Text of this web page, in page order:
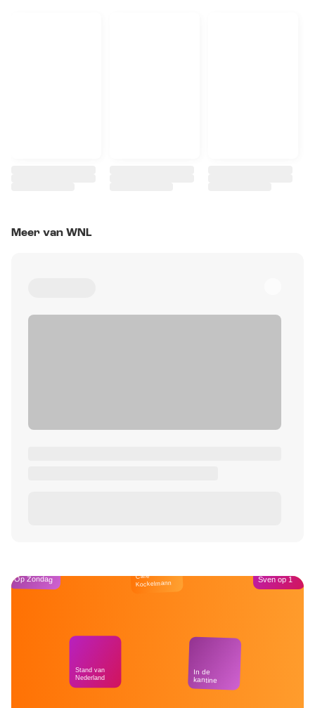
Meer van WNL
Op Zondag
Stand van
Nederland
Café
Kockelmann
In de
kantine
Sven op 1